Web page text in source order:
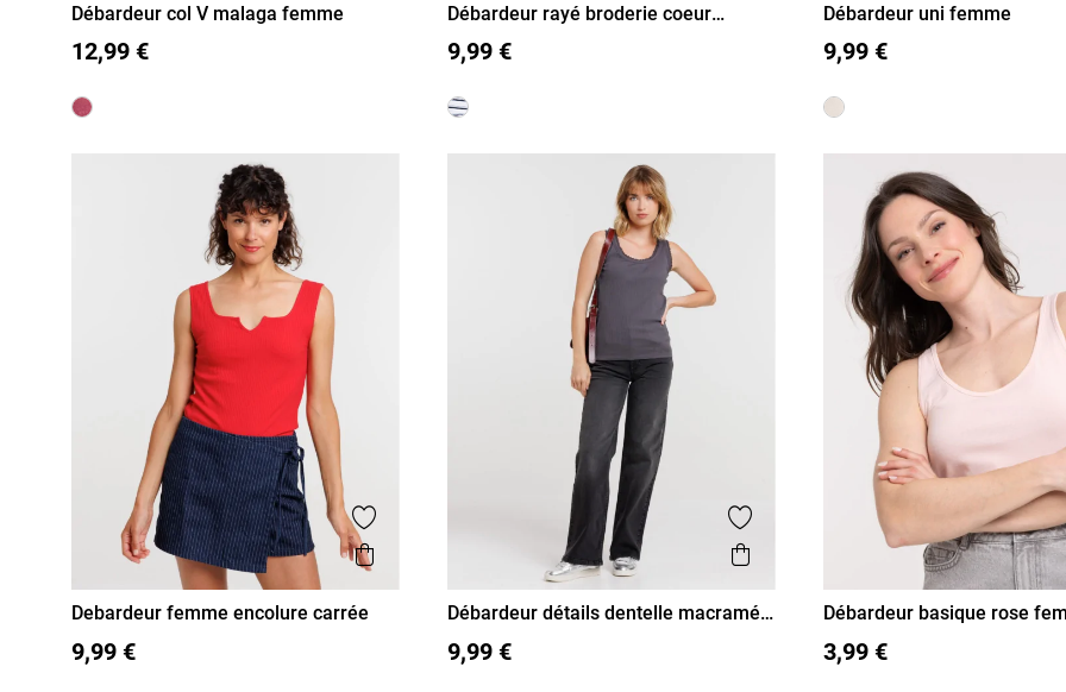
S M
Débardeur col V malaga femme
12,99 € S M
Débardeur rayé broderie coeur
9,99 € S M
Débardeur uni femme
9,99 €
Ajouter aux favoris
Aperçu rapide
S M
Debardeur femme encolure carrée
9,99 €
Ajouter aux favoris
Aperçu rapide
S M
Débardeur détails dentelle macramé
9,99 € S M
Débardeur basique rose
3,99 €